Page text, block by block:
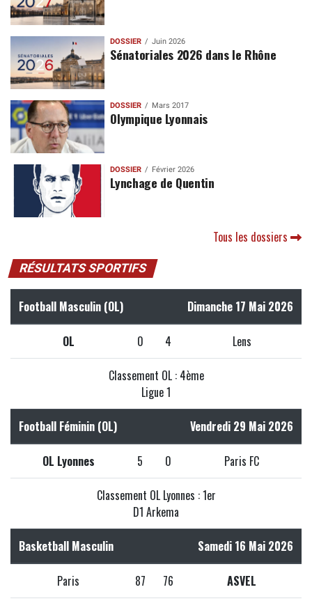
DOSSIER Juin 2026
Sénatoriales 2026 dans le Rhône
DOSSIER Mars 2017
Olympique Lyonnais
DOSSIER Février 2026
Lynchage de Quentin
Tous les dossiers
RÉSULTATS SPORTIFS
Football Masculin (OL) Dimanche 17 Mai 2026
OL 0 4 Lens
Classement OL : 4ème
Ligue 1
Football Féminin (OL) Vendredi 29 Mai 2026
OL Lyonnes 5 0 Paris FC
Classement OL Lyonnes : 1er
D1 Arkema
Basketball Masculin Samedi 16 Mai 2026
Paris 87 76 ASVEL